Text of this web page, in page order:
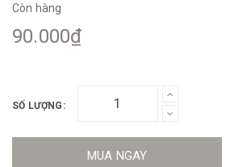
Còn hàng
90.000₫
SỐ LƯỢNG:
MUA NGAY